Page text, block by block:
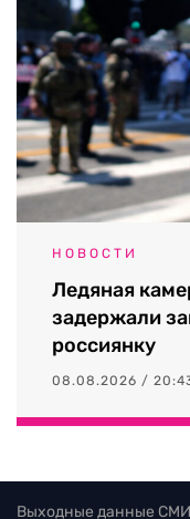
НОВОСТИ
Ледяная
задержали
россиянку
08.08.2026 /
Выходные данные СМИ